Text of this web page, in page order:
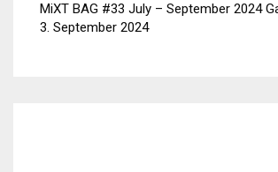
MiXT BAG #33 July – September 2024
3. September 2024